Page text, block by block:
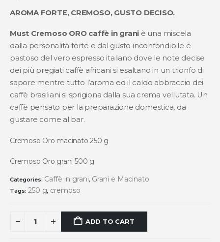
AROMA FORTE, CREMOSO, GUSTO DECISO.
Must Cremoso ORO caffè in grani è una miscela
dalla personalità forte e dal gusto inconfondibile e
pastoso del vero espresso italiano dove le note decise
dei più pregiati caffè africani si esaltano in un trionfo di
sapore mentre tutto l’aroma ed il caldo abbraccio dei
caffè brasiliani si sprigiona dalla sua crema vellutata. Un
caffè pensato per la preparazione domestica, da
gustare come al bar.
Cremoso Oro macinato 250 g
Cremoso Oro grani 500 g
Categories: Caffè in grani, Grani e Macinato
Tags: 250 g, cremoso
ADD TO CART